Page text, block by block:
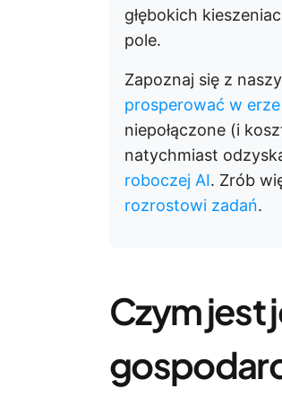
głębokich
pole.
Zapoznaj się z
prosperować w
niepołączone (i
natychmiast
roboczej AI. Zrób
rozrostowi zadań.
Czym jest